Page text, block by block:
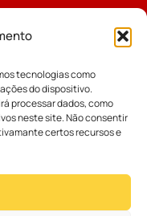
tecnologias como
do dispositivo.
processar dados, como
neste site. Não consentir
certos recursos e
Diocesana
Diocesano
da Educação